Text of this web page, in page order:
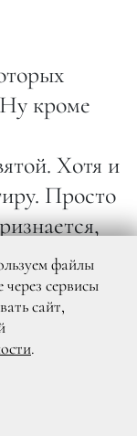
кроме
Хотя и
Просто
роль.
думал, это
файлы
сервисы
сайт,
.